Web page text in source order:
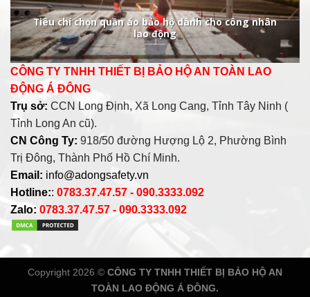
Tiêu chí chọn quần áo bảo hộ dành cho công nhân
lao động
CÔNG TY TNHH THIẾT BỊ BẢO HỘ AN TOÀN LAO
ĐỘNG Á ĐÔNG
Trụ sở: CCN Long Định, Xã Long Cang, Tỉnh Tây Ninh (
Tỉnh Long An cũ).
CN Công Ty: 918/50 đường Hượng Lộ 2, Phường Bình
Trị Đông, Thành Phố Hồ Chí Minh.
Email: info@adongsafety.vn
Hotline:: 0783.37.47.57 - 090.3333.092
Zalo: 0783.37.47.57 - 090.3333.092
Copyright 2026 © CÔNG TY TNHH THIẾT BỊ BẢO HỘ AN
TOÀN LAO ĐỘNG Á ĐÔNG.